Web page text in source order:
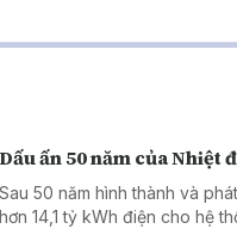
Dấu ấn 50 năm của Nhiệt
Sau 50 năm hình thành và
hơn 14,1 tỷ kWh điện cho hệ